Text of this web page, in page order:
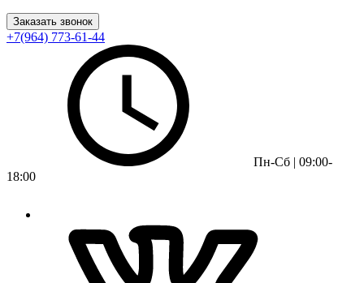
Заказать звонок
+7(964) 773-61-44
Пн-Сб | 09:00-
18:00